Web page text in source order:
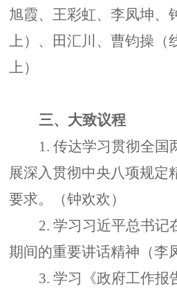
旭霞、王彩虹、李凤坤、
上）、田汇川、曹钧操（
上）
三、大致议程
1.传达学习贯彻全国
展深入贯彻中央八项规定
要求。（钟欢欢）
2.学习习近平总书记
期间的重要讲话精神（李
3.学习《政府工作报